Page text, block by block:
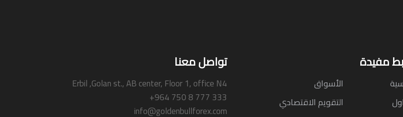
مفيدة
الأسواق
التقويم الاقتصادي
تواصل معنا
Erbil ,Golan st., AB center, Floor 1, office N4
+964 750 8 777 333
info@goldenbullforex.com